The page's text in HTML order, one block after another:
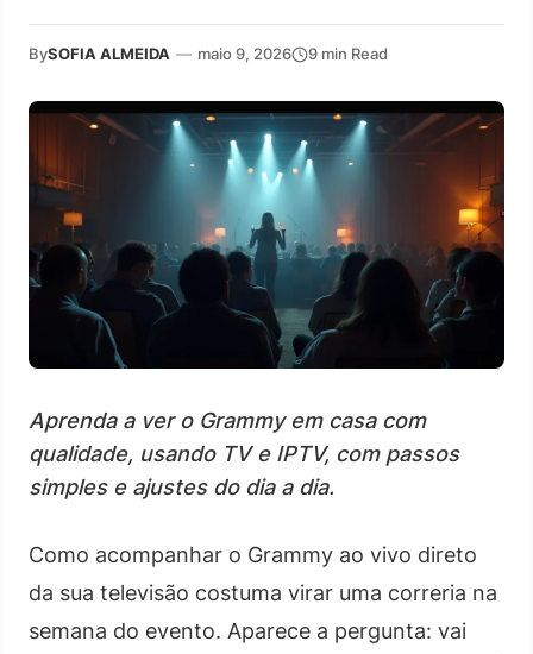
BySOFIA ALMEIDA — maio 9, 2026 9 min Read
Aprenda a ver o Grammy em casa com
qualidade, usando TV e IPTV, com passos
simples e ajustes do dia a dia.
Como acompanhar o Grammy ao vivo direto
da sua televisão costuma virar uma correria na
semana do evento. Aparece a pergunta: vai